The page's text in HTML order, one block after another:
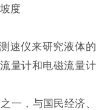
度
速仪来研究液体的
量计和电磁流量计
一，与国民经济、